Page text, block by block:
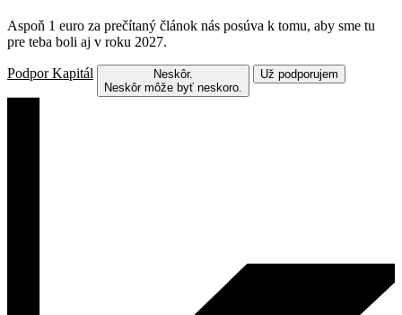
Aspoň 1 euro za prečítaný článok nás posúva k tomu, aby sme tu
pre teba boli aj v roku 2027.
Podpor Kapitál
Neskôr.
Neskôr môže byť neskoro.
Už podporujem